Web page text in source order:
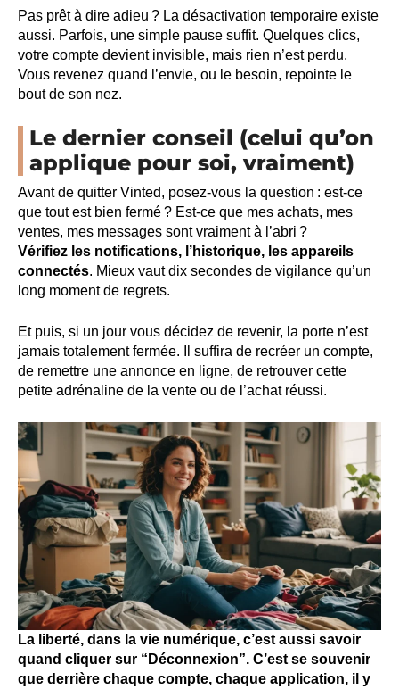
Pas prêt à dire adieu ? La désactivation temporaire existe
aussi. Parfois, une simple pause suffit. Quelques clics,
votre compte devient invisible, mais rien n’est perdu.
Vous revenez quand l’envie, ou le besoin, repointe le
bout de son nez.
Le dernier conseil (celui qu’on
applique pour soi, vraiment)
Avant de quitter Vinted, posez-vous la question : est-ce
que tout est bien fermé ? Est-ce que mes achats, mes
ventes, mes messages sont vraiment à l’abri ?
Vérifiez les notifications, l’historique, les appareils
connectés. Mieux vaut dix secondes de vigilance qu’un
long moment de regrets.
Et puis, si un jour vous décidez de revenir, la porte n’est
jamais totalement fermée. Il suffira de recréer un compte,
de remettre une annonce en ligne, de retrouver cette
petite adrénaline de la vente ou de l’achat réussi.
La liberté, dans la vie numérique, c’est aussi savoir
quand cliquer sur “Déconnexion”. C’est se souvenir
que derrière chaque compte, chaque application, il y